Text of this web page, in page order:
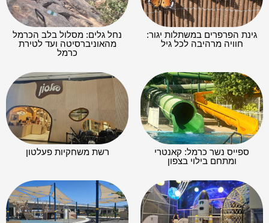
גינת הפרפרים במשתלות יגור:
חוויה מרהיבה לכל גיל
נחל גלים: מסלול בלב הכרמל
מהאוניברסיטה ועד לטירת
כרמל
ספייס נשר כרמל: קאנטרי
ומתחם בילוי בצפון
רשת משחקיות פעלטון